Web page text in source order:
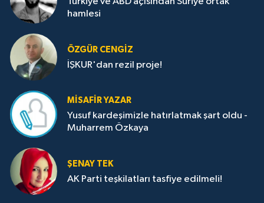
hamlesi
ÖZGÜR CENGIZ
İŞKUR'dan rezil proje!
MISAFIR YAZAR
Yusuf kardeşimizle hatırlatmak şart oldu -
Muharrem Özkaya
ŞENAY TEK
AK Parti teşkilatları tasfiye edilmeli!